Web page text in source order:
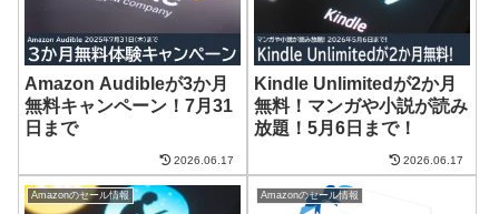
Amazon Audibleが3か月
無料キャンペーン！7月31
日まで
2026.06.17
Kindle Unlimitedが2か月
無料！マンガや小説が読み
放題！5月6日まで！
2026.06.17
Amazonのセール情報 Amazonのセール情報